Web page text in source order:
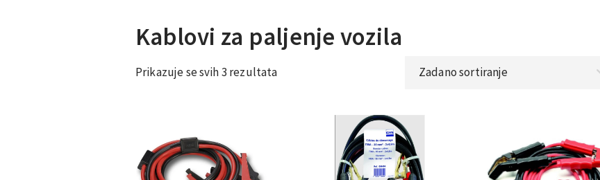
Kablovi za paljenje vozila
Prikazuje se svih 3 rezultata